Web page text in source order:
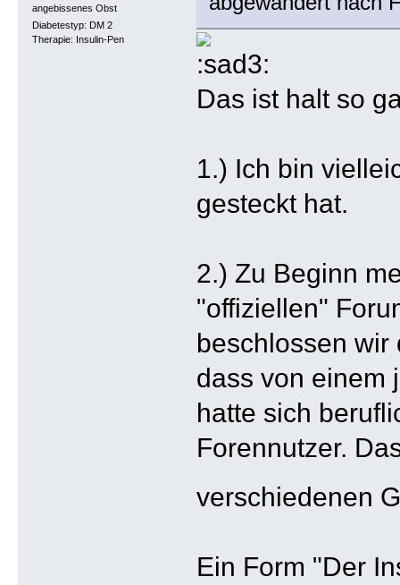
angebissenes Obst
Diabetestyp: DM 2
Therapie: Insulin-Pen
Das ist halt so
1.) Ich bin
gesteckt hat.
2.) Zu Beginn
"offiziellen"
beschlossen
dass von einem
hatte sich
Forennutzer.
verschiedenen
Ein Form "Der